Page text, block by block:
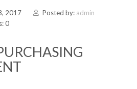
2017 Posted by: admin
0